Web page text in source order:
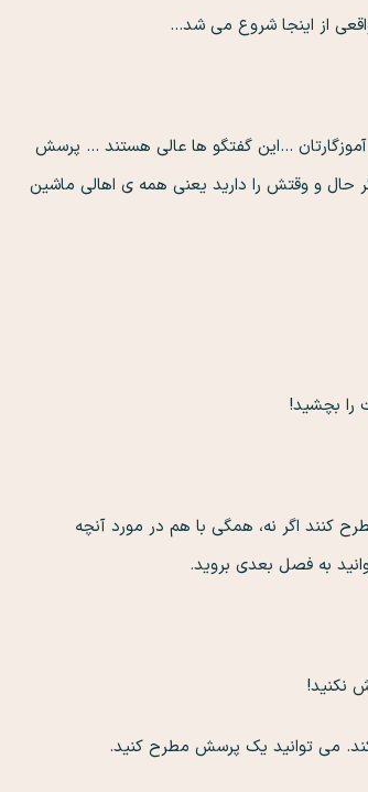
از اینجا شروع می شد…
آموزگارتان …این گفتگو ها عالی هستند … پرسش
حال و وقتش را دارید یعنی همه ی اهالی ماشین
را بچشید!
کنند اگر نه، همگی با هم در مورد آنچه
به فصل بعدی بروید.
نکنید!
می توانید یک پرسش مطرح کنید.